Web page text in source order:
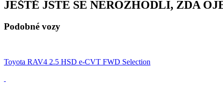
JEŠTĚ JSTE SE NEROZHODLI, ZDA
Podobné vozy
Toyota RAV4 2.5 HSD e-CVT FWD Selection